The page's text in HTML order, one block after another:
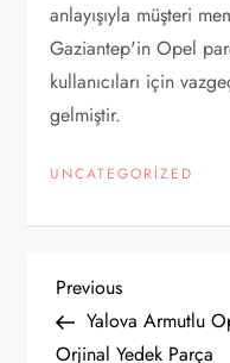
anlayışıyla müşteri
Gaziantep'in Opel
kullanıcıları için
gelmiştir.
UNCATEGORIZED
Y
Previous
Post
Previous
Yalova Armutlu
Orjinal Yedek Parça